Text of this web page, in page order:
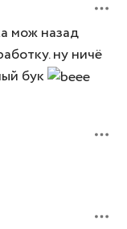
мож назад
ну ничё
бук